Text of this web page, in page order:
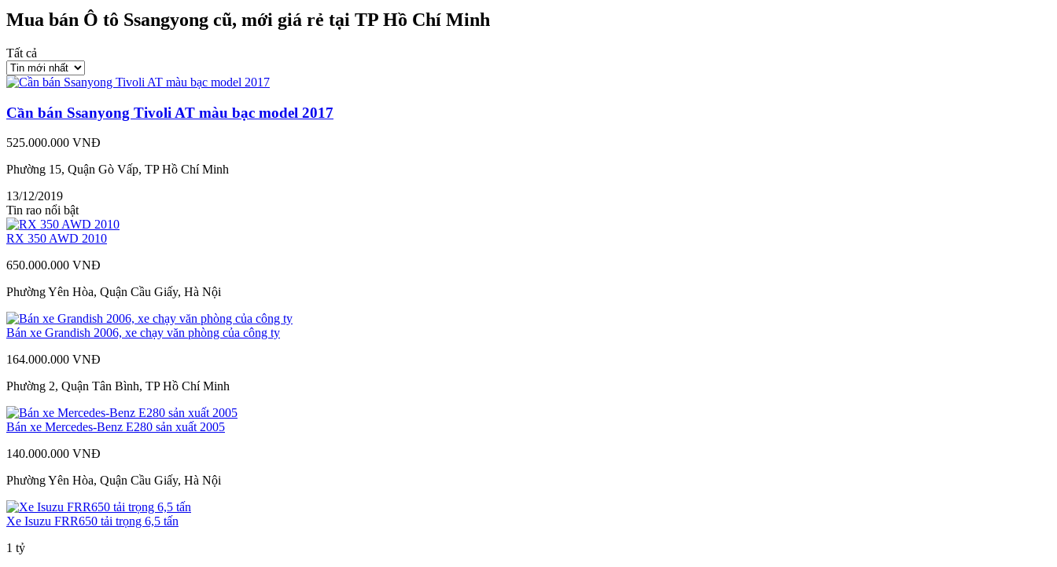
Mua bán Ô tô Ssangyong cũ, mới giá rẻ tại TP Hồ Chí Minh
Tất cả
Cần bán Ssanyong Tivoli AT màu bạc model 2017
525.000.000 VNĐ
Phường 15, Quận Gò Vấp, TP Hồ Chí Minh
13/12/2019
Tin rao nổi bật
RX 350 AWD 2010
650.000.000 VNĐ
Phường Yên Hòa, Quận Cầu Giấy, Hà Nội
Bán xe Grandish 2006, xe chạy văn phòng của công ty
164.000.000 VNĐ
Phường 2, Quận Tân Bình, TP Hồ Chí Minh
Bán xe Mercedes-Benz E280 sản xuất 2005
140.000.000 VNĐ
Phường Yên Hòa, Quận Cầu Giấy, Hà Nội
Xe Isuzu FRR650 tải trọng 6,5 tấn
1 tỷ